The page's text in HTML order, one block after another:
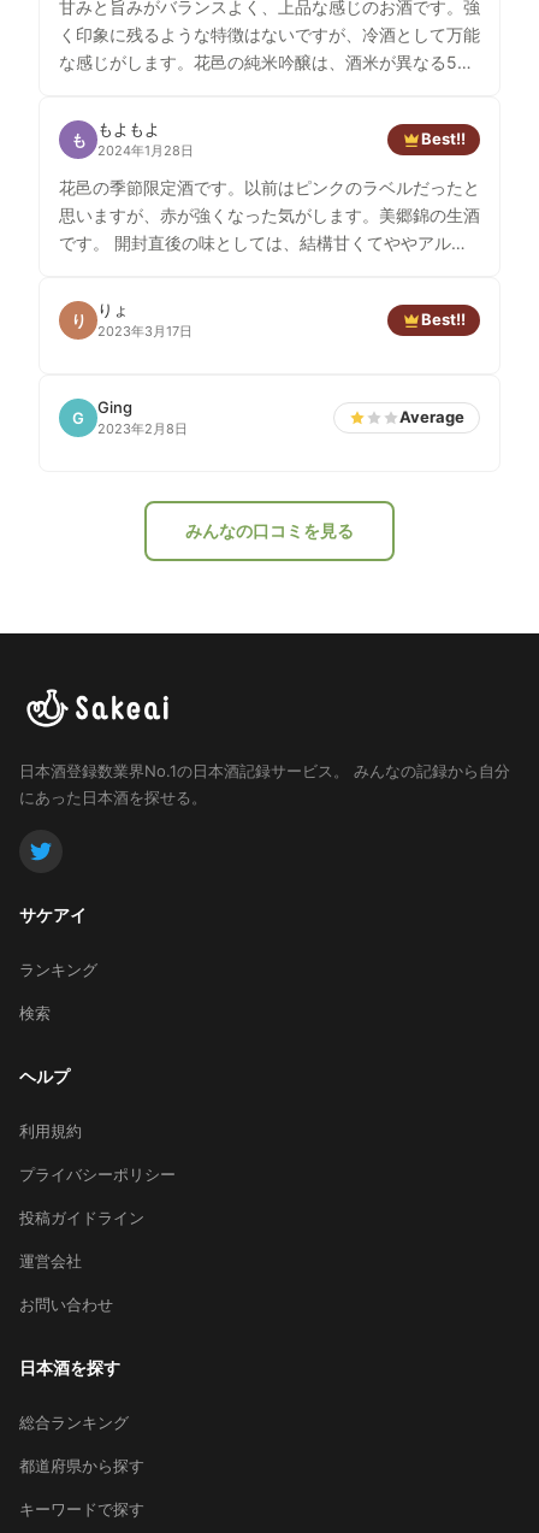
甘みと旨みがバランスよく、上品な感じのお酒です。強
く印象に残るような特徴はないですが、冷酒として万能
な感じがします。花邑の純米吟醸は、酒米が異なる5種
いですね。
も
もよもよ
2024年1月28日
Best!!
花邑の季節限定酒です。以前はピンクのラベルだったと
思いますが、赤が強くなった気がします。美郷錦の生酒
です。 開封直後の味としては、結構甘くてややアルコ
と感じるのは、個人の花邑らしい特徴だと思っていま
す。二〜三日するとアルコールらしさがなくなり、まっ
しさです。酒単体で飲んでもイケます。ロックで飲むく
らいがちょうどいいかな。ホワイトソースとかも合いそ
り
りょ
2023年3月17日
Best!!
G
Ging
2023年2月8日
Average
みんなの口コミを見る
日本酒登録数業界No.1の日本酒記録サービス。
みんなの記録から自分
にあった日本酒を探せる。
サケアイ
ランキング
検索
ヘルプ
利用規約
プライバシーポリシー
投稿ガイドライン
運営会社
お問い合わせ
日本酒を探す
総合ランキング
都道府県から探す
キーワードで探す